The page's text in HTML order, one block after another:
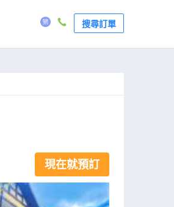
搜尋訂單
現在就預訂